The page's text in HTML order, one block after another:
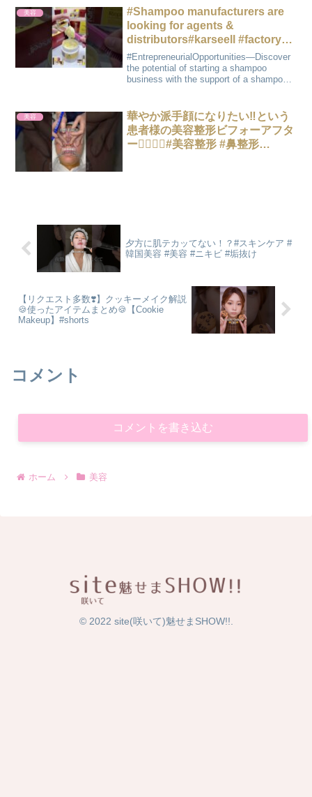
えてもらいました✨ぜひ参考にしてみて
ください！＝...
美容
#Shampoo manufacturers are
looking for agents &
distributors#karseell #factory
#hair #Shorts #oem
#EntrepreneurialOpportunities—Discover
the potential of starting a shampoo
business with the support of a shampoo
美容
華やか派手顔になりたい‼️という
患者様の美容整形ビフォーアフタ
ー👩🏼‍⚕️✨#美容整形 #鼻整形
夕方に肌テカッてない！？#スキンケア #
韓国美容 #美容 #ニキビ #垢抜け
【リクエスト多数❣️】クッキーメイク解説
🍪使ったアイテムまとめ🍪【Cookie
Makeup】#shorts
コメント
コメントを書き込む
ホーム 美容
© 2022 site(咲いて)魅せまSHOW!!.